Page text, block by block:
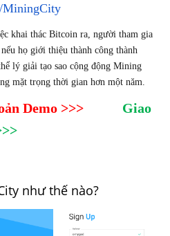
MiningCity
khai thác Bitcoin ra, người tham gia
họ giới thiệu thành công thành
lý giải tạo sao cộng động Mining
mặt trọng thời gian hơn một năm.
Demo >>>
Giao
như thế nào?